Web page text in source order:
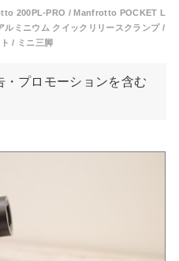
200PL-PRO /Manfrotto POCKET L
ルミニウム クイックリリースクランプ/
/ ミニ三脚
プロモーションを含む